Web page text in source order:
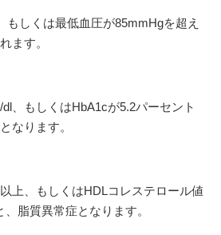
もしくは最低血圧が85mmHgを超え
ます。
、もしくはHbA1cが5.2パーセント
なります。
上、もしくはHDLコレステロール値
脂質異常症となります。